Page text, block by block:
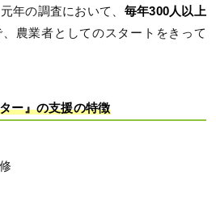
年の調査において、 毎年300人以上
農業者としてのスタートをきって
ー』の支援の特徴